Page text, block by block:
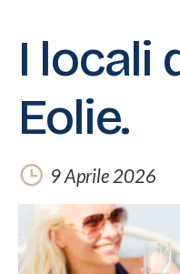
I locali
Eolie.
9 Aprile 2026